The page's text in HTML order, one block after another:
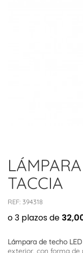
TACCIA
REF: 394318
Lámpara de techo
exterior, con forma de